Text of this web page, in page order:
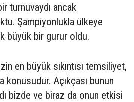
turnuvaydı ancak
Şampiyonlukla ülkeye
büyük bir gurur oldu.
en büyük sıkıntısı temsiliyet,
Açıkçası bunun
bizde ve biraz da onun etkisi